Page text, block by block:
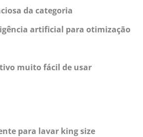
da categoria
artificial para otimização
muito fácil de usar
para lavar king size